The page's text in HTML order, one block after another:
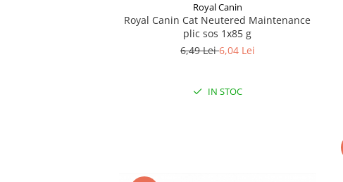
Royal Canin
Royal Canin Cat Neutered Maintenance
plic sos 1x85 g
6,49 Lei6,04 Lei
IN STOC